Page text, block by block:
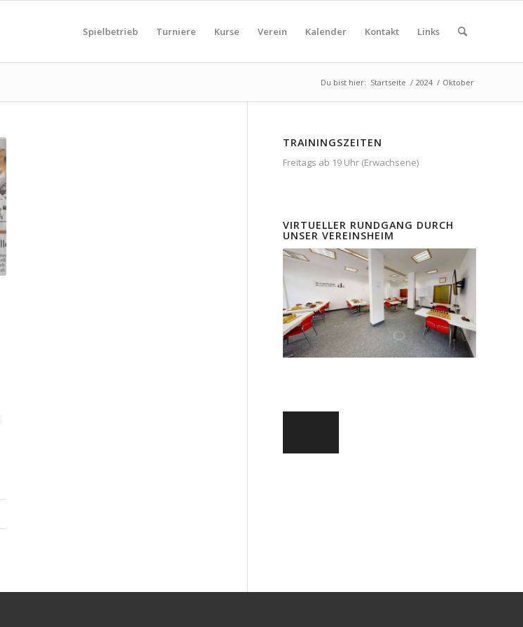
Spielbetrieb Turniere Kurse Verein Kalender Kontakt Links
Du bist hier: Startseite / 2024 / Oktober
TRAININGSZEITEN
Freitags ab 19 Uhr (Erwachsene)
VIRTUELLER RUNDGANG DURCH
UNSER VEREINSHEIM